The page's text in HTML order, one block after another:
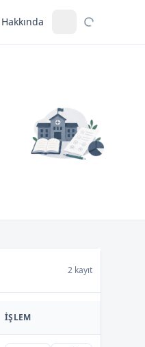
Hakkında
2 kayıt
İŞLEM